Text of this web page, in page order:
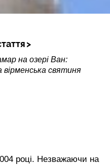
на озері Ван:
вірменська святиня
році. Незважаючи на